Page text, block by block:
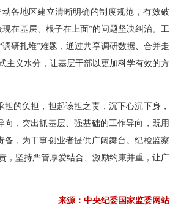
各地区建立清晰明确的制度规范，有效破
在基层、根子在上面”的问题坚决纠治。工
研扎堆”难题，通过共享调研数据、合并走
主义水分，让基层干部以更加科学有效的方
的负担，担起该担之责，沉下心沉下身，
，突出抓基层、强基础的工作导向，既用
，为干事创业者提供广阔舞台。纪检监察
，坚持严管厚爱结合、激励约束并重，让广
来源：中央纪委国家监委网站